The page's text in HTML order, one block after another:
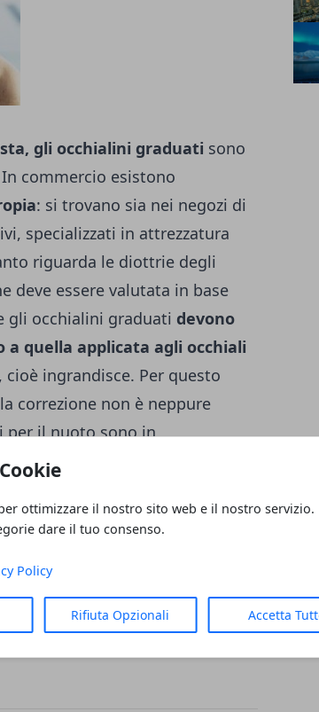
ottimizzare il nostro sito web e il nostro servizio.
dare il tuo consenso.
Policy
Rifiuta Opzionali Accetta
gli occhialini graduati sono
commercio esistono
: si trovano sia nei negozi di
specializzati in attrezzatura
riguarda le diottrie degli
deve essere valutata in base
gli occhialini graduati devono
quella applicata agli occhiali
ingrandisce. Per questo
correzione non è neppure
per il nuoto sono in
per motivi di sicurezza) e
scure da sole). La montatura
gommato e disponibile in
degli occhialini graduati
oculista o direttamente nei
tipo di gradazione necessaria